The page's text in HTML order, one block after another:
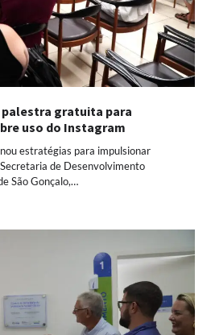
gratuita para
uso do Instagram
estratégias para impulsionar
de Desenvolvimento
São Gonçalo,…